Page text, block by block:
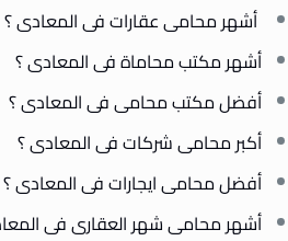
أشهر محامى عقارات فى المعادى ؟
أشهر مكتب محاماة فى المعادى ؟
أفضل مكتب محامى فى المعادى ؟
أكبر محامى شركات فى المعادى ؟
أفضل محامى ايجارات فى المعادى ؟
أشهر محامى شهر العقارى فى